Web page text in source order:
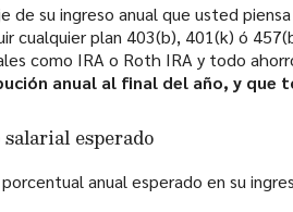
de su ingreso anual que usted
cualquier plan 403(b), 401(k) ó
como IRA o Roth IRA y todo
anual al final del año, y
esperado
anual esperado en su